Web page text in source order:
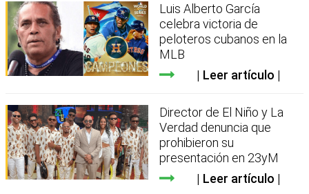
Luis Alberto García
celebra victoria de
peloteros cubanos en la
MLB
Leer artículo
Director de El Niño y La
Verdad denuncia que
prohibieron su
presentación en 23yM
Leer artículo